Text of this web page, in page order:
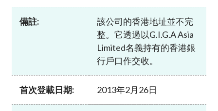
備註:
該公司的香港地址並不完
整。它透過以G.I.G.A Asia
Limited名義持有的香港銀
行戶口作交收。
首次登載日期: 2013年2月26日